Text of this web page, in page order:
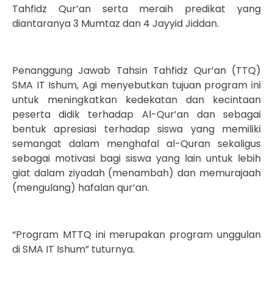
Tahfidz Qur’an serta meraih predikat yang
diantaranya 3 Mumtaz dan 4 Jayyid Jiddan.
Penanggung Jawab Tahsin Tahfidz Qur’an (TTQ)
SMA IT Ishum, Agi menyebutkan tujuan program ini
untuk meningkatkan kedekatan dan kecintaan
peserta didik terhadap Al-Qur’an dan sebagai
bentuk apresiasi terhadap siswa yang memiliki
semangat dalam menghafal al-Quran sekaligus
sebagai motivasi bagi siswa yang lain untuk lebih
giat dalam ziyadah (menambah) dan memurajaah
(mengulang) hafalan qur’an.
“Program MTTQ ini merupakan program unggulan
di SMA IT Ishum” tuturnya.